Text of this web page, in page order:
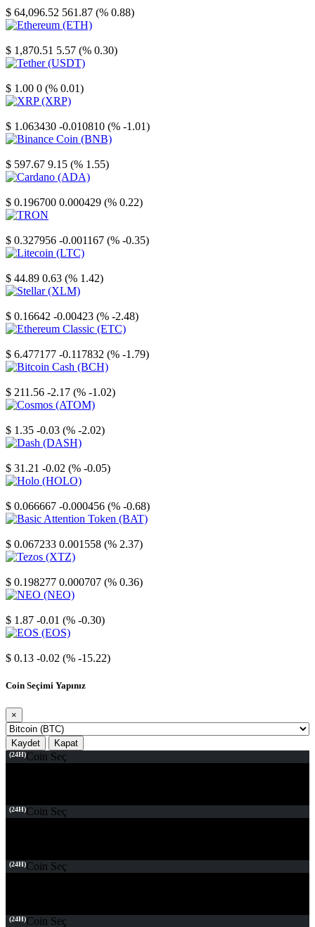
$ 64,096.52 561.87 (% 0.88)
$ 1,870.51 5.57 (% 0.30)
$ 1.00 0 (% 0.01)
$ 1.063430 -0.010810 (% -1.01)
$ 597.67 9.15 (% 1.55)
$ 0.196700 0.000429 (% 0.22)
$ 0.327956 -0.001167 (% -0.35)
$ 44.89 0.63 (% 1.42)
$ 0.16642 -0.00423 (% -2.48)
$ 6.477177 -0.117832 (% -1.79)
$ 211.56 -2.17 (% -1.02)
$ 1.35 -0.03 (% -2.02)
$ 31.21 -0.02 (% -0.05)
$ 0.066667 -0.000456 (% -0.68)
$ 0.067233 0.001558 (% 2.37)
$ 0.198277 0.000707 (% 0.36)
$ 1.87 -0.01 (% -0.30)
$ 0.13 -0.02 (% -15.22)
Coin Seçimi Yapınız
×
Kaydet Kapat
(24H)Coin Seç
(24H)Coin Seç
(24H)Coin Seç
(24H)Coin Seç